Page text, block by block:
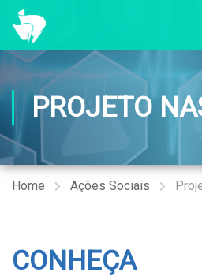
PROJETO
Home Ações Sociais
CONHEÇA